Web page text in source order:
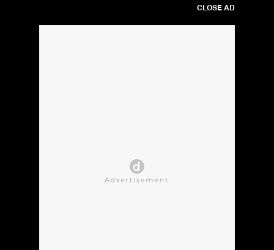
CLOSE AD